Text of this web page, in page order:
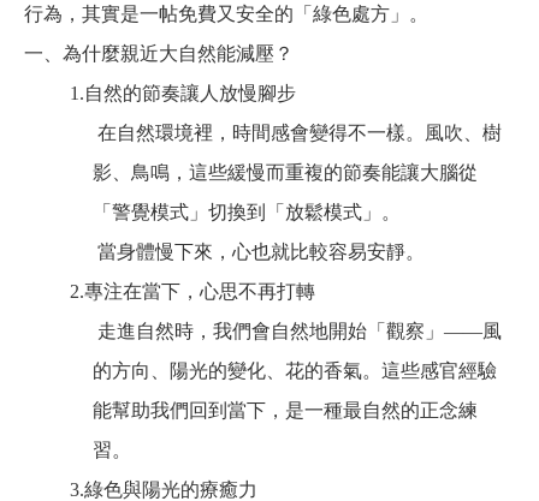
行為，其實是一帖免費又安全的「綠色處方」。
一、為什麼親近大自然能減壓？
1.自然的節奏讓人放慢腳步
在自然環境裡，時間感會變得不一樣。風吹、樹
影、鳥鳴，這些緩慢而重複的節奏能讓大腦從
「警覺模式」切換到「放鬆模式」。
當身體慢下來，心也就比較容易安靜。
2.專注在當下，心思不再打轉
走進自然時，我們會自然地開始「觀察」——風
的方向、陽光的變化、花的香氣。這些感官經驗
能幫助我們回到當下，是一種最自然的正念練
習。
3.綠色與陽光的療癒力